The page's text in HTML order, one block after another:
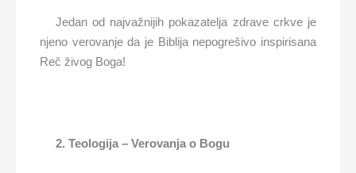
Jedan od najvažnijih pokazatelja zdrave crkve je
njeno verovanje da je Biblija nepogrešivo inspirisana
Reč živog Boga!
2. Teologija – Verovanja o Bogu